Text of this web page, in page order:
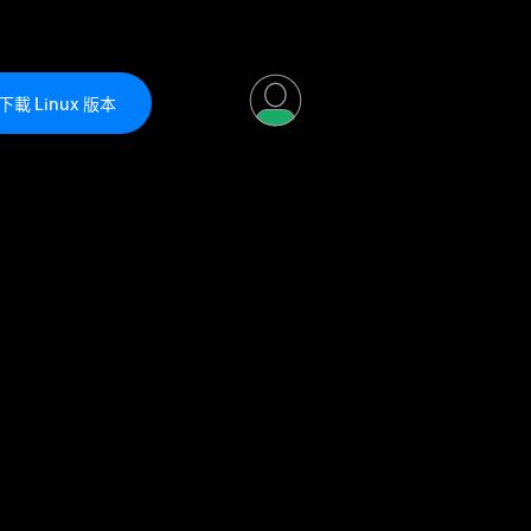
載 Linux 版本